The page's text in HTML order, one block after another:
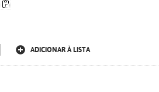
ADICIONAR À LISTA